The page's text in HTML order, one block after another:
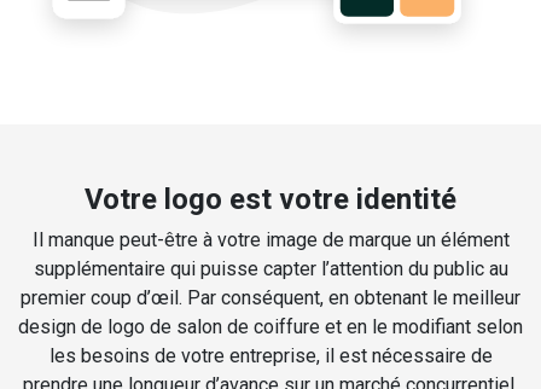
Votre logo est votre identité
Il manque peut-être à votre image de marque un élément
supplémentaire qui puisse capter l’attention du public au
premier coup d’œil. Par conséquent, en obtenant le meilleur
design de logo de salon de coiffure et en le modifiant selon
les besoins de votre entreprise, il est nécessaire de